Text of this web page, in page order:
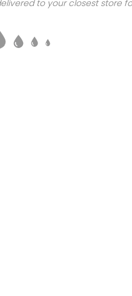
to your closest store